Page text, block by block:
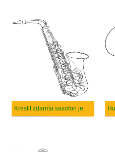
Kreslit zdarma saxofon jednoduchý